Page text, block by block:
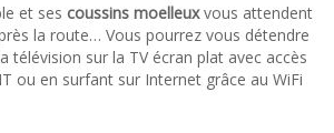
et ses coussins moelleuxvous attendent
la route… Vous pourrez vous détendre
télévision sur la TV écran plat avec accès
ou en surfant sur Internet grâce au WiFi